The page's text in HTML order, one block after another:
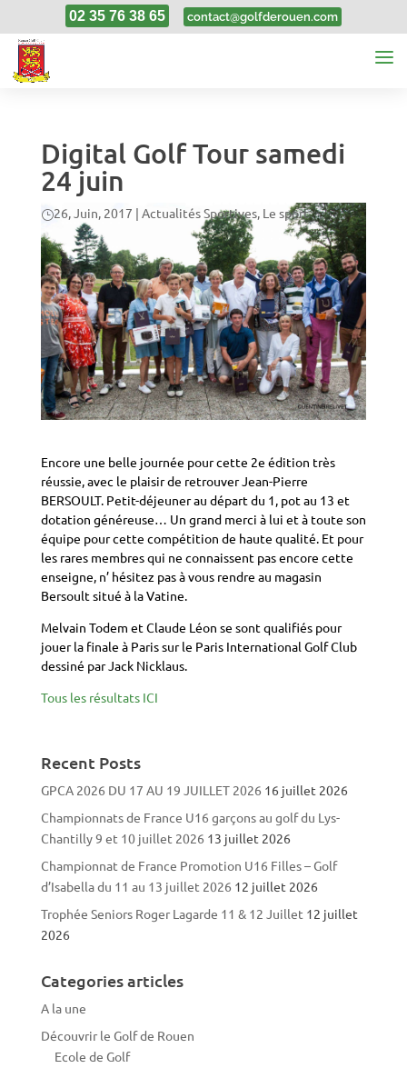
02 35 76 38 65 contact@golfderouen.com
Digital Golf Tour samedi
24 juin
26, Juin, 2017 | Actualités Sportives, Le sport
Encore une belle journée pour cette 2e édition très
réussie, avec le plaisir de retrouverJean-Pierre
BERSOULT. Petit-déjeuner au départ du 1, pot au 13 et
dotation généreuse… Un grand merci à lui et à toute son
équipe pour cette compétition de haute qualité. Et pour
les rares membres qui ne connaissent pas encore cette
enseigne, n’ hésitez pas à vous rendre au magasin
Bersoult situé à la Vatine.
Melvain Todem et Claude Léon se sont qualifiés pour
jouer la finale à Paris sur le Paris International Golf Club
dessiné par Jack Nicklaus.
Tous les résultats ICI
Recent Posts
GPCA 2026 DU 17 AU 19 JUILLET 2026 16 juillet 2026
Championnats de France U16 garçons au golf du Lys-
Chantilly 9 et 10 juillet 2026 13 juillet 2026
Championnat de France Promotion U16 Filles – Golf
d’Isabella du 11 au 13 juillet 2026 12 juillet 2026
Trophée Seniors Roger Lagarde 11 & 12 Juillet 12 juillet
2026
Categories articles
A la une
Découvrir le Golf de Rouen
Ecole de Golf